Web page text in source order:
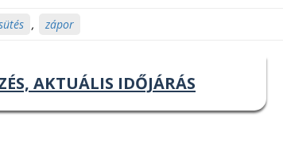
, zápor
AKTUÁLIS IDŐJÁRÁS